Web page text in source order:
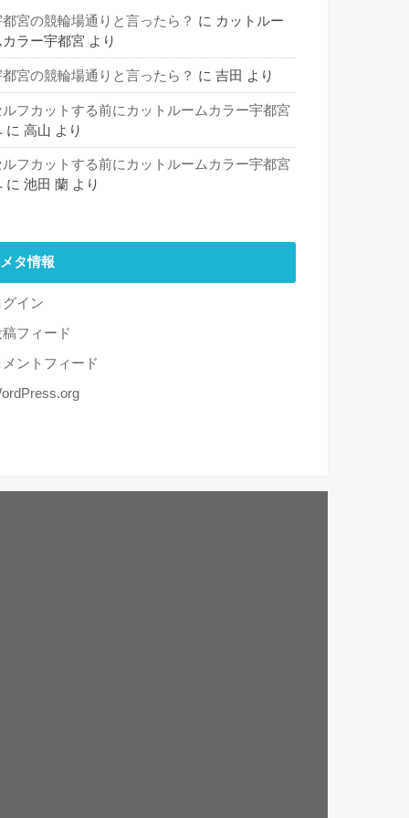
都宮の競輪場通りと言ったら？ に カットルー
カラー宇都宮 より
都宮の競輪場通りと言ったら？ に 吉田 より
ルフカットする前にカットルームカラー宇都宮
に 高山 より
ルフカットする前にカットルームカラー宇都宮
に 池田 蘭 より
メタ情報
グイン
稿フィード
メントフィード